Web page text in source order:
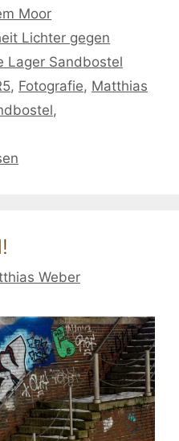
Moor
Lichter gegen
Lager Sandbostel
, Fotografie, Matthias
,
Weber